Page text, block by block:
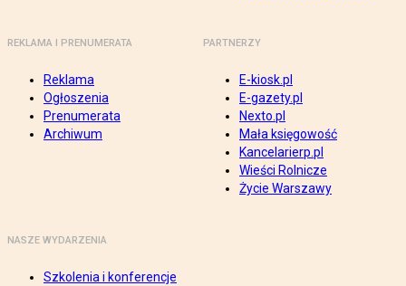
REKLAMA I PRENUMERATA
Reklama
Ogłoszenia
Prenumerata
Archiwum
PARTNERZY
E-kiosk.pl
E-gazety.pl
Nexto.pl
Mała księgowość
Kancelarierp.pl
Wieści Rolnicze
Życie Warszawy
NASZE WYDARZENIA
Szkolenia i konferencje